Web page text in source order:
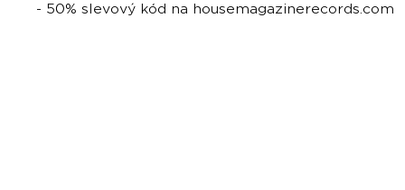
- 50% slevový kód na housemagazinerecords.com